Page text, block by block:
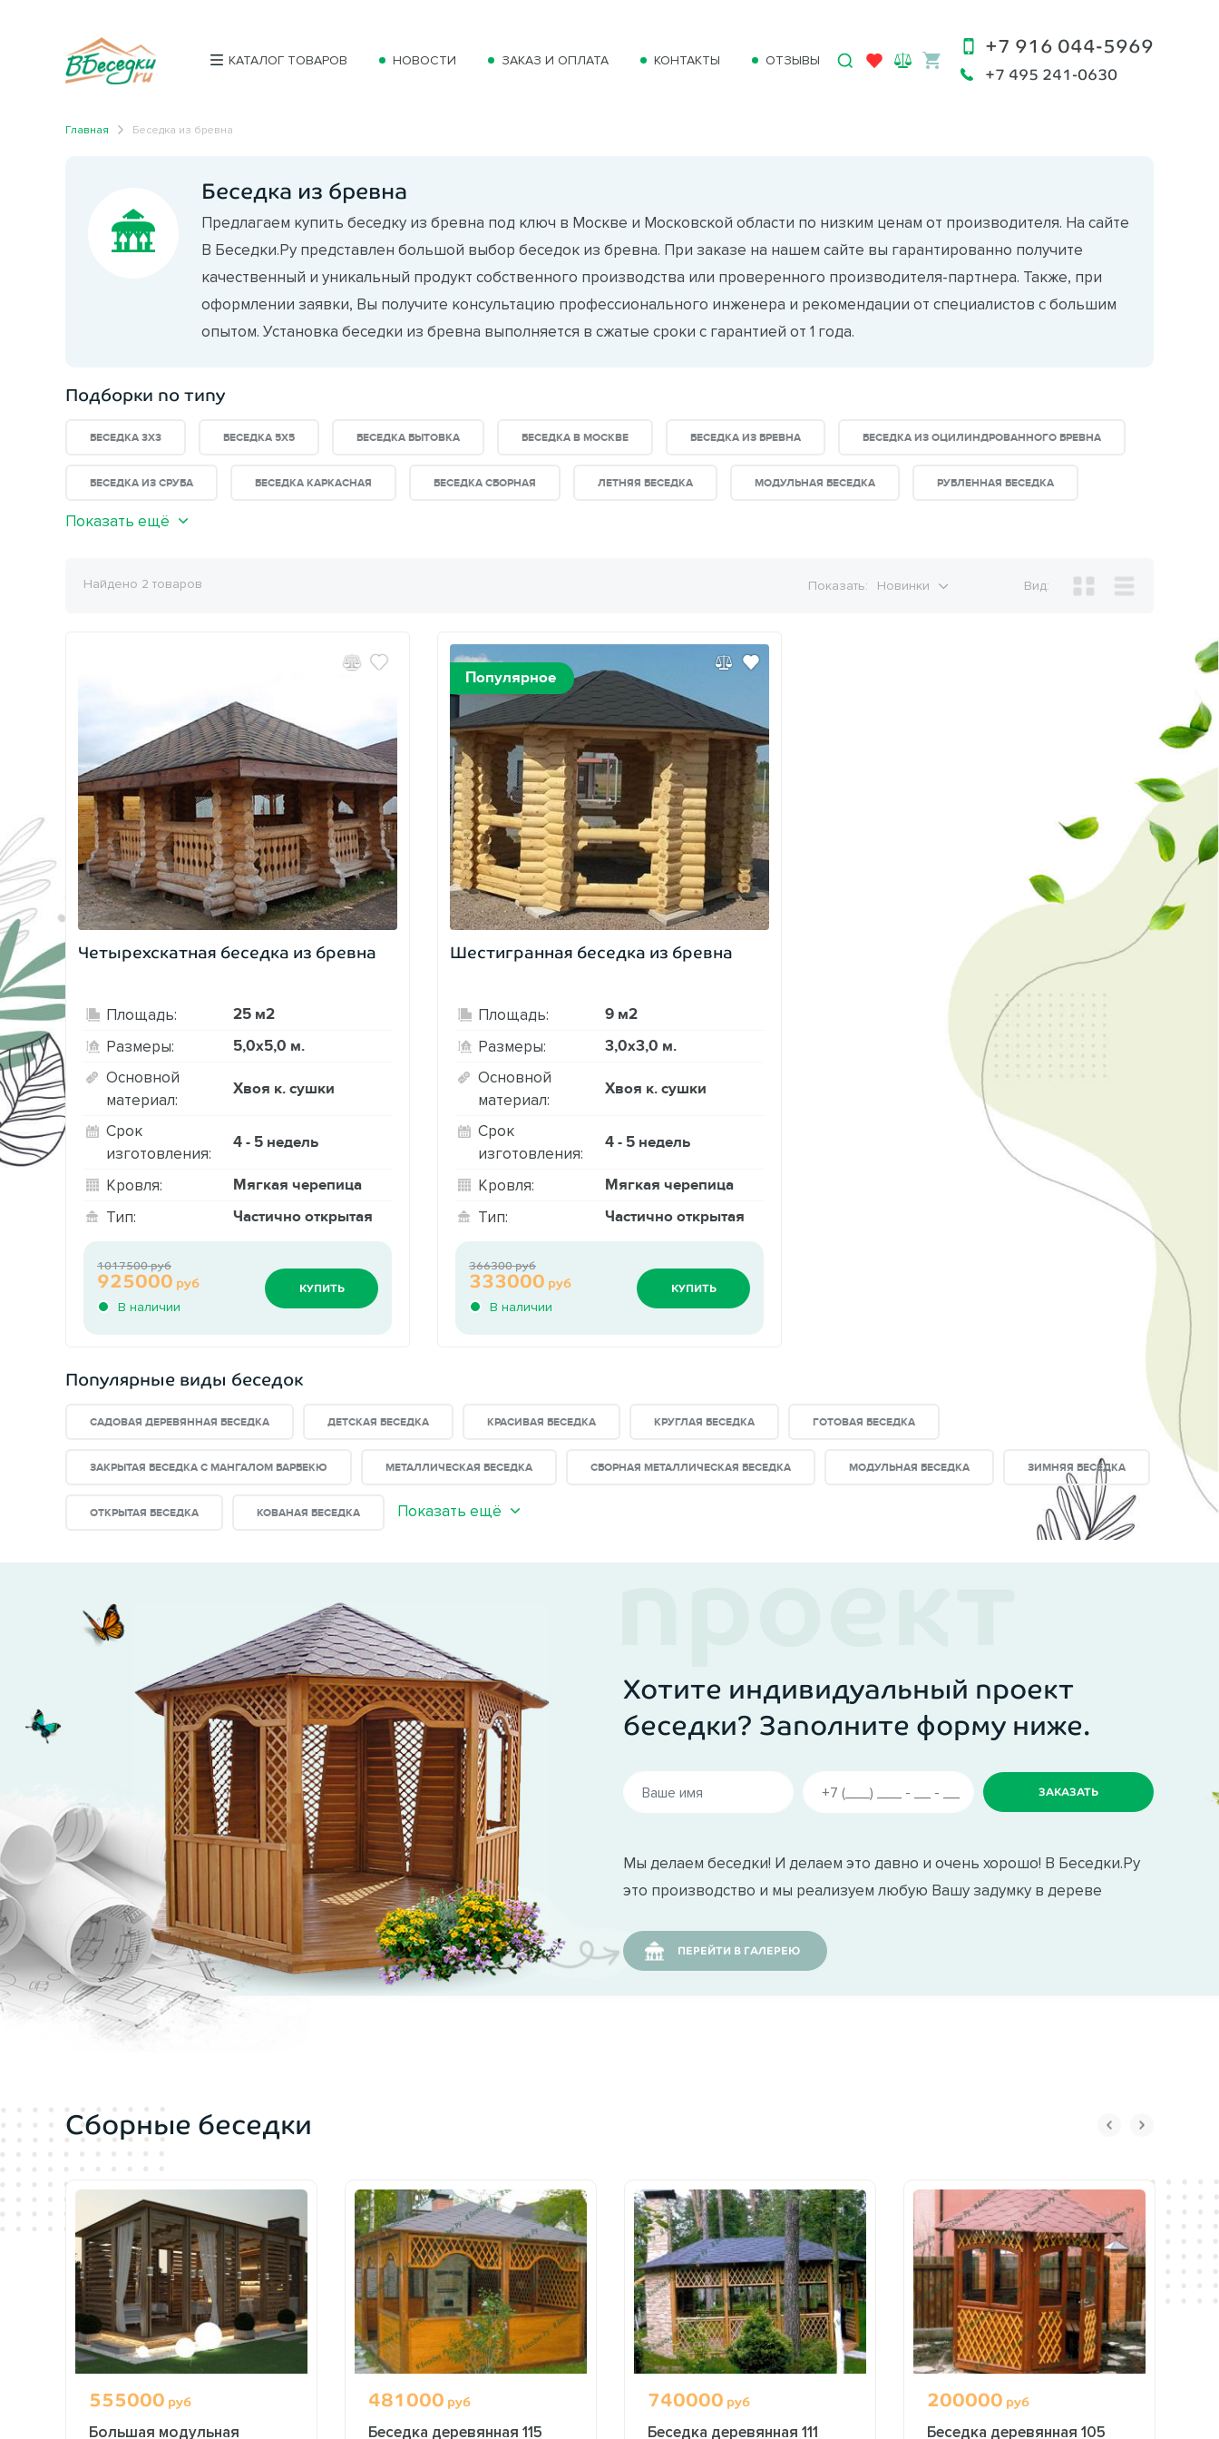
КАТАЛОГ ТОВАРОВ НОВОСТИ ЗАКАЗ И ОПЛАТА КОНТАКТЫ ОТЗЫВЫ
+7 916 044-5969
+7 495 241-0630
Главная Беседка из бревна
Беседка из бревна
Предлагаем купить беседку из бревна под ключ в Москве и Московской области по низким ценам от производителя. На сайте
В Беседки.Ру представлен большой выбор беседок из бревна. При заказе на нашем сайте вы гарантированно получите
качественный и уникальный продукт собственного производства или проверенного производителя-партнера. Также, при
оформлении заявки, Вы получите консультацию профессионального инженера и рекомендации от специалистов с большим
опытом. Установка беседки из бревна выполняется в сжатые сроки с гарантией от 1 года.
Подборки по типу
БЕСЕДКА 3Х3 БЕСЕДКА 5Х5 БЕСЕДКА БЫТОВКА БЕСЕДКА В МОСКВЕ БЕСЕДКА ИЗ БРЕВНА БЕСЕДКА ИЗ ОЦИЛИНДРОВАННОГО БРЕВНА
БЕСЕДКА ИЗ СРУБА БЕСЕДКА КАРКАСНАЯ БЕСЕДКА СБОРНАЯ ЛЕТНЯЯ БЕСЕДКА МОДУЛЬНАЯ БЕСЕДКА РУБЛЕННАЯ БЕСЕДКА
Показать ещё
Найдено 2 товаров Показать: Новинки Вид:
Четырехскатная беседка из бревна
Площадь: 25 м2
Размеры: 5,0х5,0 м.
Основной
материал:
Хвоя к. сушки
Срок
изготовления:
4 - 5 недель
Кровля: Мягкая черепица
Тип: Частично открытая
В наличии
925000 руб
1017500 руб
КУПИТЬ
Популярное
Шестигранная беседка из бревна
Площадь: 9 м2
Размеры: 3,0х3,0 м.
Основной
материал:
Хвоя к. сушки
Срок
изготовления:
4 - 5 недель
Кровля: Мягкая черепица
Тип: Частично открытая
В наличии
333000 руб
366300 руб
КУПИТЬ
Популярные виды беседок
САДОВАЯ ДЕРЕВЯННАЯ БЕСЕДКА ДЕТСКАЯ БЕСЕДКА КРАСИВАЯ БЕСЕДКА КРУГЛАЯ БЕСЕДКА ГОТОВАЯ БЕСЕДКА
ЗАКРЫТАЯ БЕСЕДКА С МАНГАЛОМ БАРБЕКЮ МЕТАЛЛИЧЕСКАЯ БЕСЕДКА СБОРНАЯ МЕТАЛЛИЧЕСКАЯ БЕСЕДКА МОДУЛЬНАЯ БЕСЕДКА ЗИМНЯЯ БЕСЕДКА
ОТКРЫТАЯ БЕСЕДКА КОВАНАЯ БЕСЕДКА Показать ещё
Хотите индивидуальный проект
беседки? Заполните форму ниже.
Мы делаем беседки! И делаем это давно и очень хорошо! В Беседки.Ру
это производство и мы реализуем любую Вашу задумку в дереве
ПЕРЕЙТИ В ГАЛЕРЕЮ
Сборные беседки
555000 руб
Большая модульная
481000 руб
Беседка деревянная 115
740000 руб
Беседка деревянная 111
200000 руб
Беседка деревянная 105